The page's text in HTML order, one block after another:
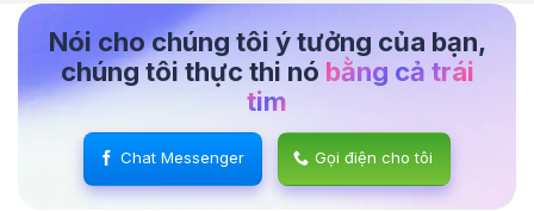
Nói cho chúng tôi ý tưởng của bạn,
chúng tôi thực thi nó bằng cả trái
tim
Chat Messenger Gọi điện cho tôi